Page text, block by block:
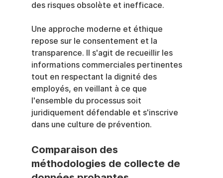
des risques obsolète et inefficace.
Une approche moderne et éthique
repose sur le consentement et la
transparence. Il s'agit de recueillir les
informations commerciales pertinentes
tout en respectant la dignité des
employés, en veillant à ce que
l'ensemble du processus soit
juridiquement défendable et s'inscrive
dans une culture de prévention.
Comparaison des
méthodologies de collecte de